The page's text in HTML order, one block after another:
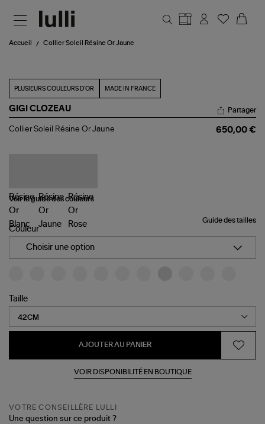
Accueil Collier Soleil Résine Or Jaune
PLUSIEURS COULEURS D'OR MADE IN FRANCE
GIGI CLOZEAU
Collier
Partager
Collier Soleil Résine Or Jaune 650,00 €
Voir le guide des couleurs
Guide des tailles
Couleur
Choisir une option
Taille
AJOUTER AU PANIER
VOIR DISPONIBILITÉ EN BOUTIQUE
VOTRE CONSEILLÈRE LULLI
Une question sur ce produit ?